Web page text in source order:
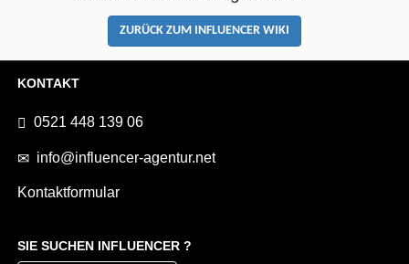
ZURÜCK ZUM INFLUENCER WIKI
KONTAKT
0521 448 139 06
info@influencer-agentur.net
Kontaktformular
SIE SUCHEN INFLUENCER ?